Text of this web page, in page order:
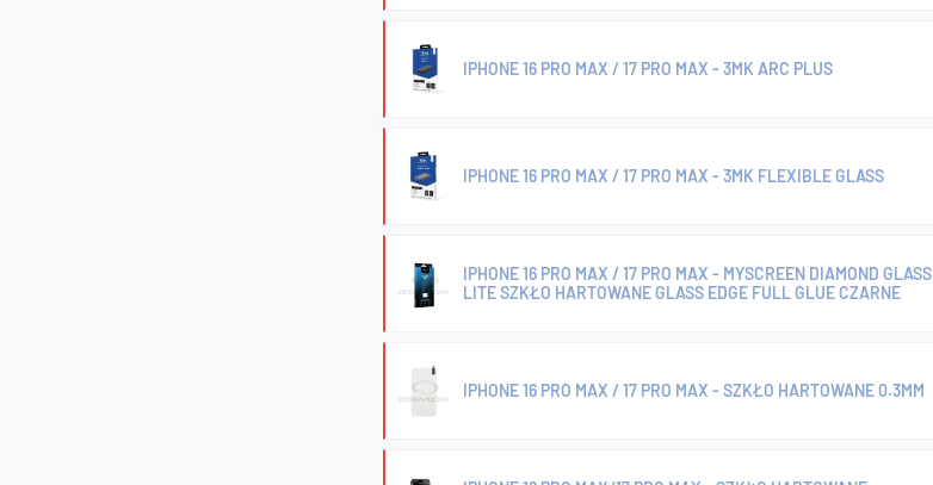
IPHONE 16 PRO MAX / 17 PRO MAX - 3MK ARC PLUS
IPHONE 16 PRO MAX / 17 PRO MAX - 3MK FLEXIBLE GLASS
IPHONE 16 PRO MAX / 17 PRO MAX - MYSCREEN DIAMOND GLASS
LITE SZKŁO HARTOWANE GLASS EDGE FULL GLUE CZARNE
IPHONE 16 PRO MAX / 17 PRO MAX - SZKŁO HARTOWANE 0.3MM